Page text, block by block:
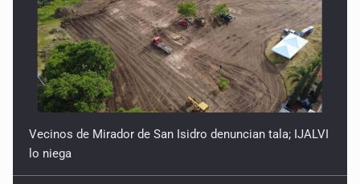
Vecinos de Mirador de San Isidro denuncian tala; IJALVI
lo niega